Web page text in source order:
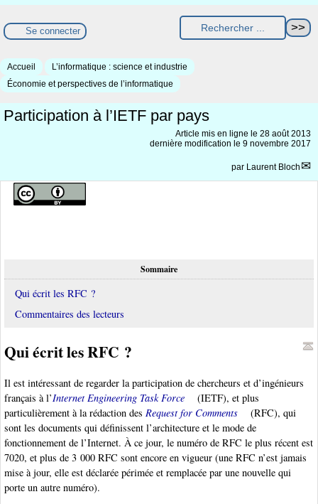
Se connecter
Accueil
L’informatique : science et industrie
Économie et perspectives de l’informatique
Participation à l’IETF par pays
Article mis en ligne le 28 août 2013
dernière modification le 9 novembre 2017
par Laurent Bloch
Sommaire
Qui écrit les RFC ?
Commentaires des lecteurs
Qui écrit les RFC ?
Il est intéressant de regarder la participation de chercheurs et d’ingénieurs
français à l’Internet Engineering Task Force
(IETF), et plus
particulièrement à la rédaction des Request for Comments
(RFC), qui
sont les documents qui définissent l’architecture et le mode de
fonctionnement de l’Internet. À ce jour, le numéro de RFC le plus récent est
7020, et plus de 3 000 RFC sont encore en vigueur (une RFC n’est jamais
mise à jour, elle est déclarée périmée et remplacée par une nouvelle qui
porte un autre numéro).